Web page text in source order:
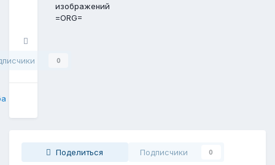
изображений
=ORG=
0
Поделиться Подписчики 0